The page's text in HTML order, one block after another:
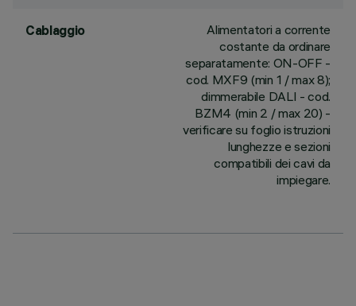
Cablaggio
Alimentatori a corrente
costante da ordinare
separatamente: ON-OFF -
cod. MXF9 (min 1 / max 8);
dimmerabile DALI - cod.
BZM4 (min 2 / max 20) -
verificare su foglio istruzioni
lunghezze e sezioni
compatibili dei cavi da
impiegare.